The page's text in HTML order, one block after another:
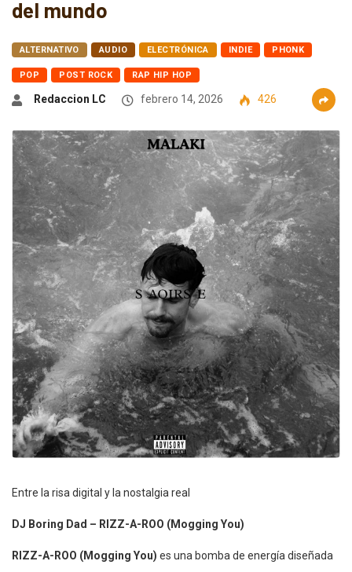
del mundo
ALTERNATIVO AUDIO ELECTRÓNICA INDIE PHONK
POP POST ROCK RAP HIP HOP
Redaccion LC febrero 14, 2026 426
Entre la risa digital y la nostalgia real
DJ Boring Dad – RIZZ-A-ROO (Mogging You)
RIZZ-A-ROO (Mogging You) es una bomba de energía diseñada